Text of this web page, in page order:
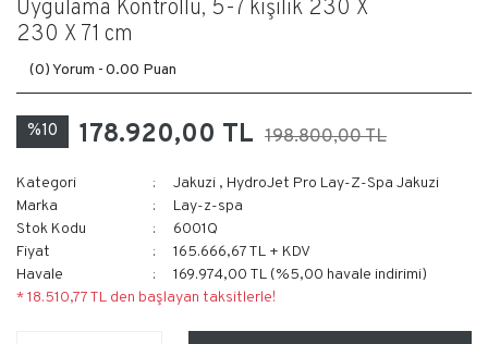
Uygulama Kontrollü, 5-7 kişilik 230 X
230 X 71 cm
(0) Yorum -0.00 Puan
%10 178.920,00 TL 198.800,00 TL
Kategori Jakuzi , HydroJet Pro Lay-Z-Spa Jakuzi
Marka
Lay-z-spa
Stok Kodu
6001Q
Fiyat
165.666,67 TL + KDV
Havale
169.974,00 TL (%5,00 havale indirimi)
* 18.510,77 TL den başlayan taksitlerle!